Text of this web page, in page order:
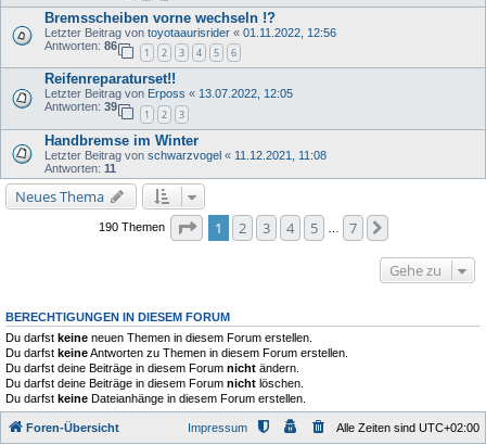
Bremsscheiben vorne wechseln !?
Letzter Beitrag von toyotaaurisrider « 01.11.2022, 12:56
Antworten: 86
1 2 3 4 5 6
Reifenreparaturset!!
Letzter Beitrag von Erposs « 13.07.2022, 12:05
Antworten: 39
1 2 3
Handbremse im Winter
Letzter Beitrag von schwarzvogel « 11.12.2021, 11:08
Antworten: 11
Neues Thema
190 Themen Seite von
1 2 3 4 5 7
Gehe zu
BERECHTIGUNGEN IN DIESEM FORUM
Du darfst keine neuen Themen in diesem Forum erstellen.
Du darfst keineAntworten zu Themen in diesem Forum erstellen.
Du darfst deine Beiträge in diesem Forum nicht ändern.
Du darfst deine Beiträge in diesem Forum nicht löschen.
Du darfst keine Dateianhänge in diesem Forum erstellen.
Foren-Übersicht Alle Zeiten sind UTC+02:00
Impressum